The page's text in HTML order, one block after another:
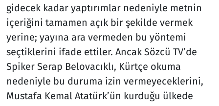
gidecek kadar yaptırımlar nedeniyle metnin
içeriğini tamamen açık bir şekilde vermek
yerine; yayına ara vermeden bu yöntemi
seçtiklerini ifade ettiler. Ancak Sözcü TV’de
Spiker Serap Belovacıklı, Kürtçe okuma
nedeniyle bu duruma izin vermeyeceklerini,
Mustafa Kemal Atatürk’ün kurduğu ülkede